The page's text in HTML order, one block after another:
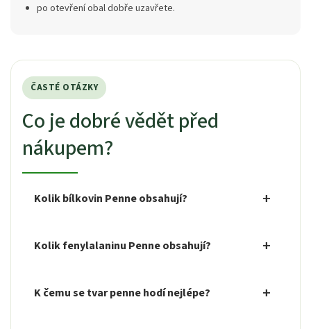
po otevření obal dobře uzavřete.
ČASTÉ OTÁZKY
Co je dobré vědět před
nákupem?
Kolik bílkovin Penne obsahují?
Kolik fenylalaninu Penne obsahují?
K čemu se tvar penne hodí nejlépe?